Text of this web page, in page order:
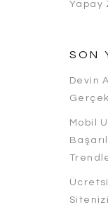
Yapay
SON
Devin
Mobil